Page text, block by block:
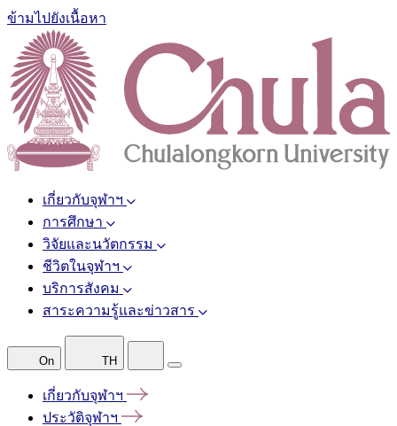
ข้ามไปยังเนื้อหา
เกี่ยวกับจุฬาฯ
การศึกษา
วิจัยและนวัตกรรม
ชีวิตในจุฬาฯ
บริการสังคม
สาระความรู้และข่าวสาร
On TH
เกี่ยวกับจุฬาฯ
ประวัติจุฬาฯ